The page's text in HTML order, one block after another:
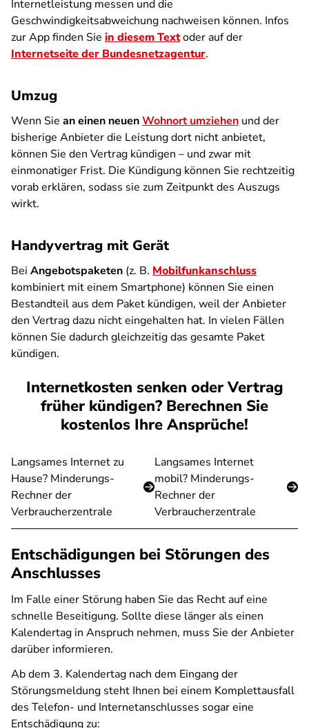
Internetleistung messen und die
Geschwindigkeitsabweichung nachweisen können. Infos
zur App finden Sie in diesem Textoder auf der
Internetseite der Bundesnetzagentur.
Umzug
Wenn Sie an einen neuenWohnort umziehen und der
bisherige Anbieter die Leistung dort nicht anbietet,
können Sie den Vertrag kündigen – und zwar mit
einmonatiger Frist. Die Kündigung können Sie rechtzeitig
vorab erklären, sodass sie zum Zeitpunkt des Auszugs
wirkt.
Handyvertrag mit Gerät
Bei Angebotspaketen (z. B. Mobilfunkanschluss
kombiniert mit einem Smartphone) können Sie einen
Bestandteil aus dem Paket kündigen, weil der Anbieter
den Vertrag dazu nicht eingehalten hat. In vielen Fällen
können Sie dadurch gleichzeitig das gesamte Paket
kündigen.
Internetkosten senken oder Vertrag
früher kündigen? Berechnen Sie
kostenlos Ihre Ansprüche!
Langsames Internet zu
Hause? Minderungs-
Rechner der
Verbraucherzentrale
Langsames Internet
mobil? Minderungs-
Rechner der
Verbraucherzentrale
Entschädigungen bei Störungen des
Anschlusses
Im Falle einer Störung haben Sie das Recht auf eine
schnelle Beseitigung. Sollte diese länger als einen
Kalendertag in Anspruch nehmen, muss Sie der Anbieter
darüber informieren.
Ab dem 3. Kalendertag nach dem Eingang der
Störungsmeldung steht Ihnen bei einem Komplettausfall
des Telefon- und Internetanschlusses sogar eine
Entschädigung zu: